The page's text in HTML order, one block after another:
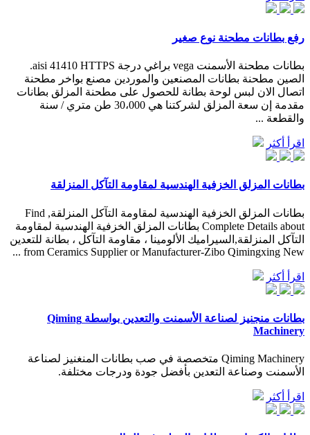
رفع بطانات مطحنة نوع صغير
بطانات مطحنة الأسمنت vega براغي درجة aisi 41410 HTTPS.
الصين مطحنة بطانات المصنعين والموردين مصنع بواخر مطحنة
اتصال الان لبس لوحة بطانة للحصول على مطحنة المزلق بطانات
مقدمة إن سعة المزلق لشركتنا هي 30،000 طن متري / سنة
والقطعة ...
اقرأ أكثر
بطانات المزلق الخزفية الهندسية لمقاومة التآكل المنزلقة
بطانات المزلق الخزفية الهندسية لمقاومة التآكل المنزلقة, Find
Complete Details about بطانات المزلق الخزفية الهندسية لمقاومة
التآكل المنزلقة,السيراميك الألومينا ، مقاومة التآكل ، بطانة للتعدين
from Ceramics Supplier or Manufacturer-Zibo Qimingxing New ...
اقرأ أكثر
بطانات منجنيز لصناعة الأسمنت والتعدين بواسطة Qiming
Machinery
Qiming Machinery متخصصة في صب بطانات المنغنيز لصناعة
الأسمنت وصناعة التعدين بأفضل جودة ودرجات مختلفة.
اقرأ أكثر